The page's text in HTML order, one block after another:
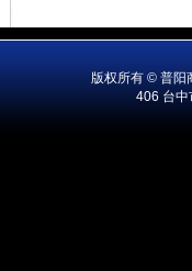
版权所有 © 普阳
406 台